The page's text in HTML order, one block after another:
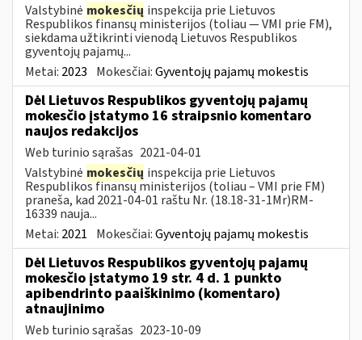
Valstybinė mokesčių inspekcija prie Lietuvos
Respublikos finansų ministerijos (toliau — VMI prie FM),
siekdama užtikrinti vienodą Lietuvos Respublikos
gyventojų pajamų...
Metai: 2023 Mokesčiai:Gyventojų pajamų mokestis
Dėl Lietuvos Respublikos gyventojų pajamų
mokesčio įstatymo 16 straipsnio komentaro
naujos redakcijos
Web turinio sąrašas 2021-04-01
Valstybinė mokesčių inspekcija prie Lietuvos
Respublikos finansų ministerijos (toliau – VMI prie FM)
praneša, kad 2021-04-01 raštu Nr. (18.18-31-1Mr)RM-
16339 nauja...
Metai: 2021 Mokesčiai:Gyventojų pajamų mokestis
Dėl Lietuvos Respublikos gyventojų pajamų
mokesčio įstatymo 19 str. 4 d. 1 punkto
apibendrinto paaiškinimo (komentaro)
atnaujinimo
Web turinio sąrašas 2023-10-09